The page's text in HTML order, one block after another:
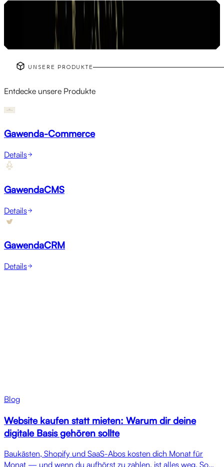
Robin Kühn
Fullstack Developer | Senior Backend Developer
rheinlandwebsites.de
UNSERE PRODUKTE
Entdecke unsere Produkte
Gawenda-Commerce
Details
GawendaCMS
Details
GawendaCRM
Details
Alle Artikel ansehen
Blog
Website kaufen statt mieten: Warum dir deine
digitale Basis gehören sollte
Baukästen, Shopify und SaaS-Abos kosten dich Monat für
Monat — und wenn du aufhörst zu zahlen, ist alles weg. So